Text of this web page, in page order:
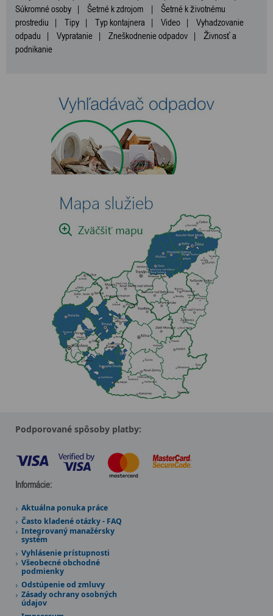
Súkromné osoby | Šetrné k zdrojom |
Šetrné k životnému
prostrediu | Tipy | Typ kontajnera | Video |
Vyhadzovanie
odpadu | Vypratanie | Zneškodnenie odpadov |
Živnosť a
podnikanie
Podporované spôsoby platby:
Informácie:
Aktuálna ponuka práce
Často kladené otázky - FAQ
Integrovaný manažérsky
systém
Vyhlásenie prístupnosti
Všeobecné obchodné
podmienky
Odstúpenie od zmluvy
Zásady ochrany osobných
údajov